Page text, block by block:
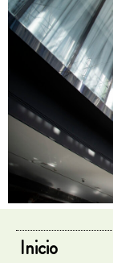
Inicio